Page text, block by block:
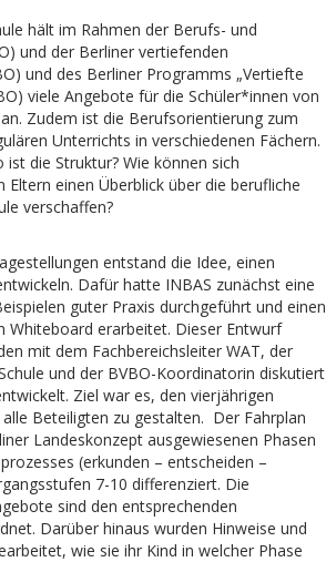
hält im Rahmen der Berufs- und
und der Berliner vertiefenden
und des Berliner Programms „Vertiefte
viele Angebote für die Schüler*innen von
Zudem ist die Berufsorientierung zum
Unterrichts in verschiedenen Fächern.
die Struktur? Wie können sich
Eltern einen Überblick über die berufliche
verschaffen?
entstand die Idee, einen
Dafür hatte INBAS zunächst eine
guter Praxis durchgeführt und einen
Whiteboard erarbeitet. Dieser Entwurf
mit dem Fachbereichsleiter WAT, der
und der BVBO-Koordinatorin diskutiert
Ziel war es, den vierjährigen
Beteiligten zu gestalten. Der Fahrplan
Landeskonzept ausgewiesenen Phasen
(erkunden – entscheiden –
7-10 differenziert. Die
sind den entsprechenden
Darüber hinaus wurden Hinweise und
wie sie ihr Kind in welcher Phase